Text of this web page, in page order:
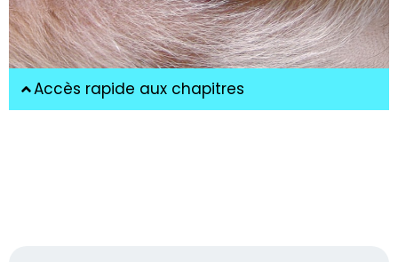
Accès rapide aux chapitres